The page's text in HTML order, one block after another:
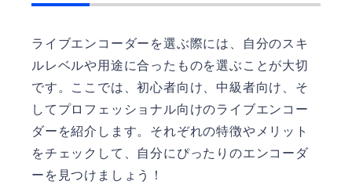
ライブエンコーダーを選ぶ際には、自分のスキ
ルレベルや用途に合ったものを選ぶことが大切
です。ここでは、初心者向け、中級者向け、そ
してプロフェッショナル向けのライブエンコー
ダーを紹介します。それぞれの特徴やメリット
をチェックして、自分にぴったりのエンコーダ
ーを見つけましょう！